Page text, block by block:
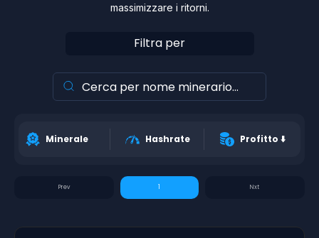
massimizzare i ritorni.
Filtra per
Minerale Hashrate Profitto ⬇️
1